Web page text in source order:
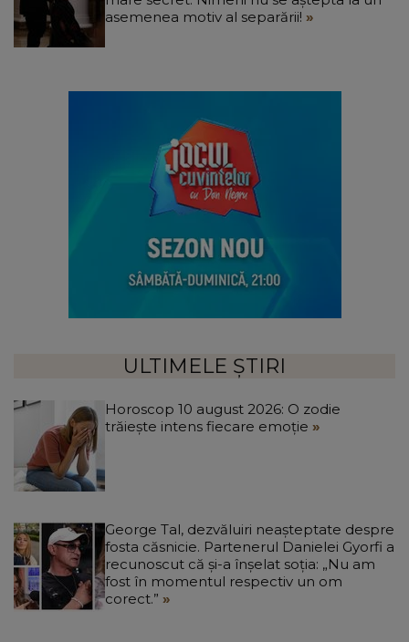
asemenea motiv al separării!
ULTIMELE ȘTIRI
Horoscop 10 august 2026: O zodie
trăiește intens fiecare emoție
George Tal, dezvăluiri neașteptate despre
fosta căsnicie. Partenerul Danielei Gyorfi a
recunoscut că și-a înșelat soția: „Nu am
fost în momentul respectiv un om
corect.”